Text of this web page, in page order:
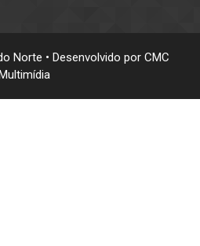
Norte • Desenvolvido por CMC